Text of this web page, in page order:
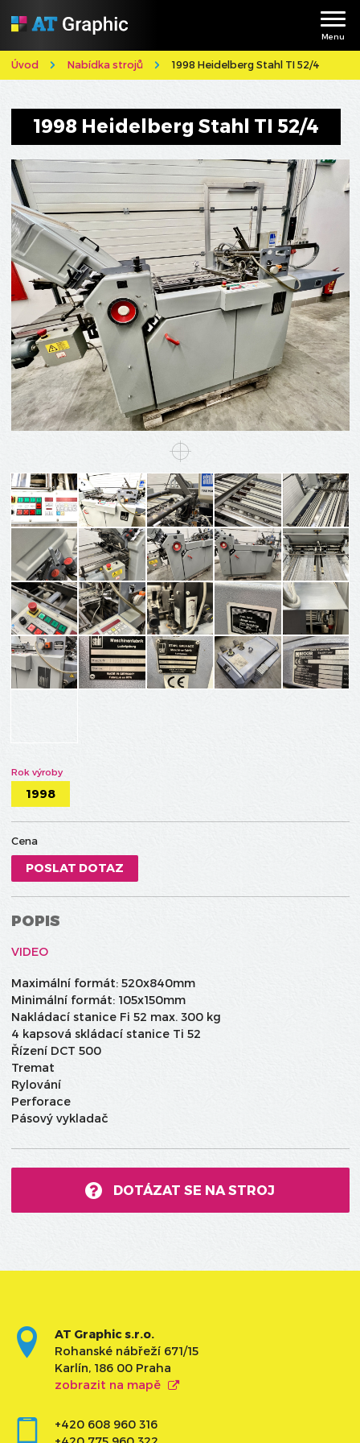
Menu
Úvod Nabídka strojů 1998 Heidelberg Stahl TI 52/4
1998 Heidelberg Stahl TI 52/4
Rok výroby
1998
Cena
POSLAT DOTAZ
POPIS
VIDEO
Maximální formát: 520x840mm
Minimální formát: 105x150mm
Nakládací stanice Fi 52 max. 300 kg
4 kapsová skládací stanice Ti 52
Řízení DCT 500
Tremat
Rylování
Perforace
Pásový vykladač
DOTÁZAT SE NA STROJ
AT Graphic s.r.o.
Rohanské nábřeží 671/15
Karlín, 186 00 Praha
zobrazit na mapě
+420 608 960 316